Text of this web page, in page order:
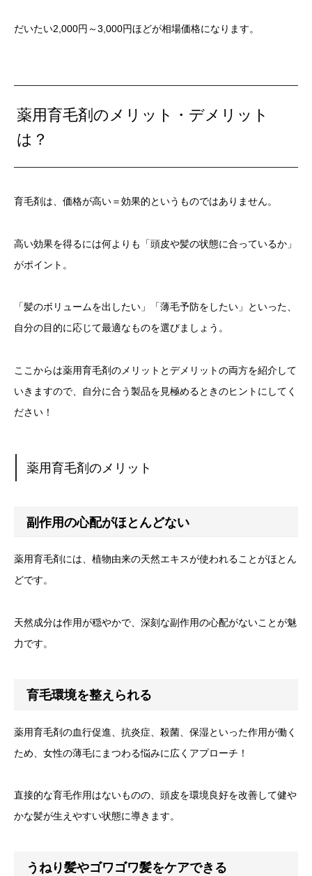
だいたい2,000円～3,000円ほどが相場価格になります。
薬用育毛剤のメリット・デメリット
は？
育毛剤は、価格が高い＝効果的というものではありません。
高い効果を得るには何よりも「頭皮や髪の状態に合っているか」
がポイント。
「髪のボリュームを出したい」「薄毛予防をしたい」といった、
自分の目的に応じて最適なものを選びましょう。
ここからは薬用育毛剤のメリットとデメリットの両方を紹介して
いきますので、自分に合う製品を見極めるときのヒントにしてく
ださい！
薬用育毛剤のメリット
副作用の心配がほとんどない
薬用育毛剤には、植物由来の天然エキスが使われることがほとん
どです。
天然成分は作用が穏やかで、深刻な副作用の心配がないことが魅
力です。
育毛環境を整えられる
薬用育毛剤の血行促進、抗炎症、殺菌、保湿といった作用が働く
ため、女性の薄毛にまつわる悩みに広くアプローチ！
直接的な育毛作用はないものの、頭皮を環境良好を改善して健や
かな髪が生えやすい状態に導きます。
うねり髪やゴワゴワ髪をケアできる